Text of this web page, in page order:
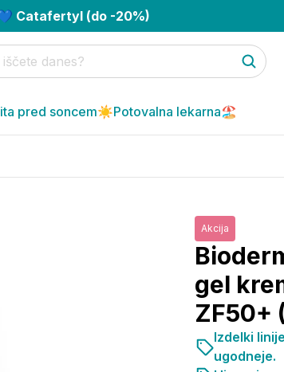
Catafertyl (do -20%)
pred soncem☀️Potovalna lekarna🏖️
Akcija
gel
ZF50+
Izdelki
ugodneje.